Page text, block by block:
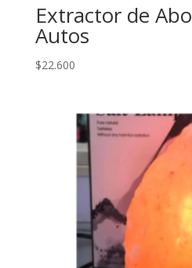
Extractor de
Autos
$22.600